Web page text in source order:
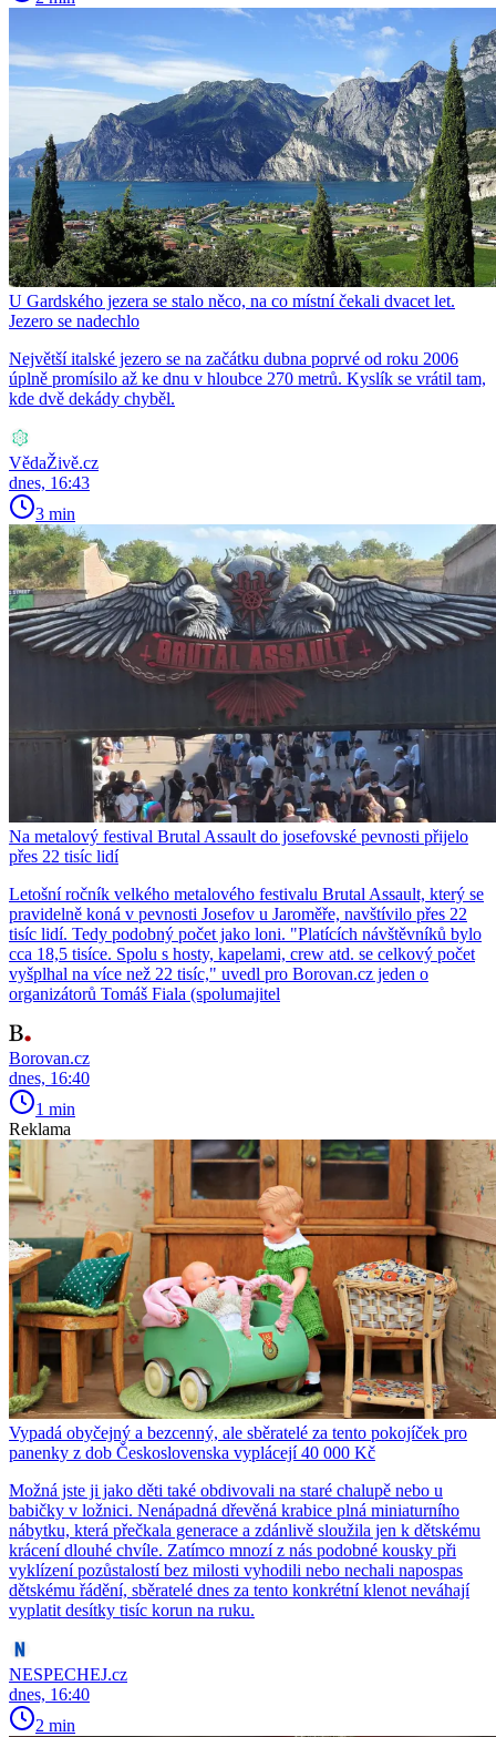
U Gardského jezera se stalo něco, na co místní čekali dvacet let.
Jezero se nadechlo
Největší italské jezero se na začátku dubna poprvé od roku 2006
úplně promísilo až ke dnu v hloubce 270 metrů. Kyslík se vrátil tam,
kde dvě dekády chyběl.
VědaŽivě.cz
dnes, 16:43
3 min
Na metalový festival Brutal Assault do josefovské pevnosti přijelo
přes 22 tisíc lidí
Letošní ročník velkého metalového festivalu Brutal Assault, který se
pravidelně koná v pevnosti Josefov u Jaroměře, navštívilo přes 22
tisíc lidí. Tedy podobný počet jako loni. "Platících návštěvníků bylo
cca 18,5 tisíce. Spolu s hosty, kapelami, crew atd. se celkový počet
vyšplhal na více než 22 tisíc," uvedl pro Borovan.cz jeden o
organizátorů Tomáš Fiala (spolumajitel
Borovan.cz
dnes, 16:40
1 min
Reklama
Vypadá obyčejný a bezcenný, ale sběratelé za tento pokojíček pro
panenky z dob Československa vyplácejí 40 000 Kč
Možná jste ji jako děti také obdivovali na staré chalupě nebo u
babičky v ložnici. Nenápadná dřevěná krabice plná miniaturního
nábytku, která přečkala generace a zdánlivě sloužila jen k dětskému
krácení dlouhé chvíle. Zatímco mnozí z nás podobné kousky při
vyklízení pozůstalostí bez milosti vyhodili nebo nechali napospas
dětskému řádění, sběratelé dnes za tento konkrétní klenot neváhají
vyplatit desítky tisíc korun na ruku.
NESPECHEJ.cz
dnes, 16:40
2 min